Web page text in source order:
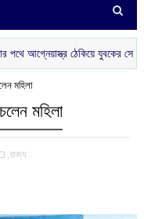
ঠেকিয়ে যুবকের সোনার চেন
মহিলা
মহিলা
,রাজ্য